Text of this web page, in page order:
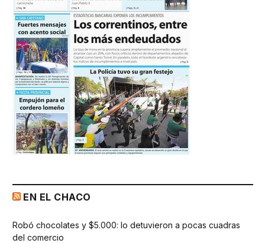
EN EL CHACO
Robó chocolates y $5.000: lo detuvieron a pocas cuadras
del comercio